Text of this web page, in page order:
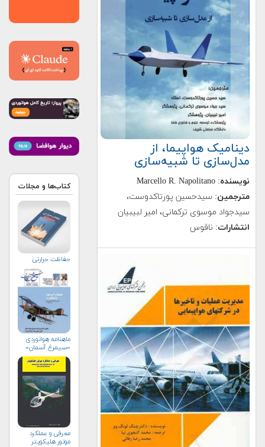
دینامیک هواپیما، از
مدل‌سازی تا شبیه‌سازی
نویسنده: Marcello R. Napolitano
مترجمین: سیدحسین پورتاکدوست،
سیدجواد موسوی ترکمانی، امیر لبیبیان
انتشارات:‌ ناقوس
کتاب‌ها و مجلات
حفاظت حرارتی
ماهنامه هوانوردی
«سیمرغ آسمان»
معرفی و عملكرد
موتور هلیكوپتر